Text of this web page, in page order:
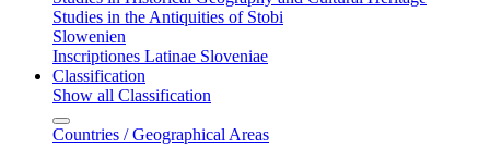
Studies in the Antiquities of Stobi
Slowenien
Inscriptiones Latinae Sloveniae
Classification
Show all Classification
Countries / Geographical Areas